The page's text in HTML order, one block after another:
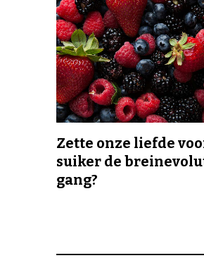
Zette onze liefde
suiker de
gang?